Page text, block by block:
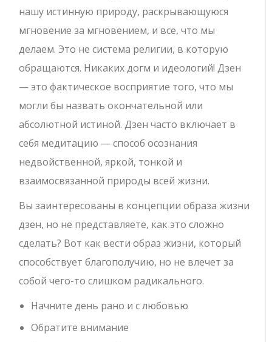
нашу истинную природу, раскрывающуюся
мгновение за мгновением, и все, что мы
делаем. Это не система религии, в которую
обращаются. Никаких догм и идеологий! Дзен
— это фактическое восприятие того, что мы
могли бы назвать окончательной или
абсолютной истиной. Дзен часто включает в
себя медитацию — способ осознания
недвойственной, яркой, тонкой и
взаимосвязанной природы всей жизни.
Вы заинтересованы в концепции образа жизни
дзен, но не представляете, как это сложно
сделать? Вот как вести образ жизни, который
способствует благополучию, но не влечет за
собой чего-то слишком радикального.
Начните день рано и с любовью
Обратите внимание